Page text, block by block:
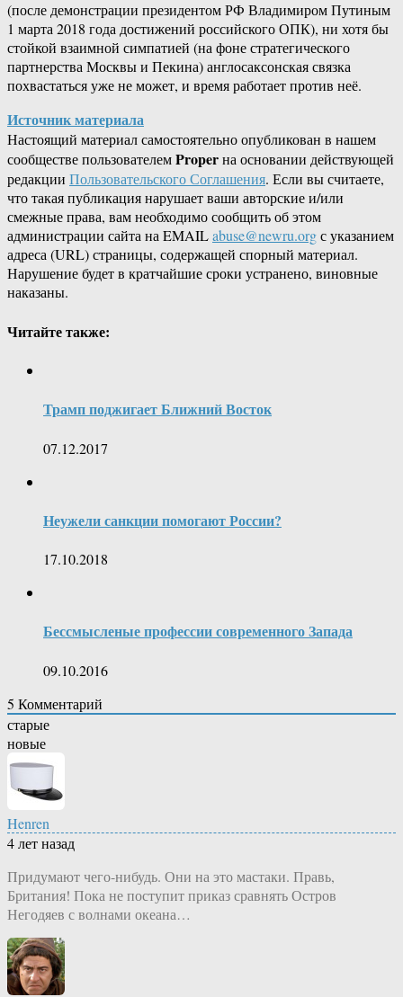
(после демонстрации президентом РФ Владимиром Путиным
1 марта 2018 года достижений российского ОПК), ни хотя бы
стойкой взаимной симпатией (на фоне стратегического
партнерства Москвы и Пекина) англосаксонская связка
похвастаться уже не может, и время работает против неё.
Источник материала
Настоящий материал самостоятельно опубликован в нашем
сообществе пользователемProperна основании действующей
редакции Пользовательского Соглашения. Если вы считаете,
что такая публикация нарушает ваши авторские и/или
смежные права, вам необходимо сообщить об этом
администрации сайта на EMAILabuse@newru.orgс указанием
адреса (URL) страницы, содержащей спорный материал.
Нарушение будет в кратчайшие сроки устранено, виновные
наказаны.
Читайте также:
Трамп поджигает Ближний Восток
07.12.2017
Неужели санкции помогают России?
17.10.2018
Бессмысленые профессии современного Запада
09.10.2016
5 Комментарий
старые
новые
Henren
4 лет назад
Придумают чего-нибудь. Они на это мастаки. Правь,
Британия! Пока не поступит приказ сравнять Остров
Негодяев с волнами океана…